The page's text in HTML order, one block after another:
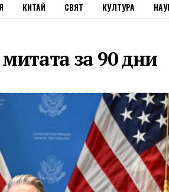
КИТАЙ СВЯТ КУЛТУРА
за 90 дни